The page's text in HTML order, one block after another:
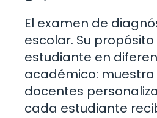
El examen de
escolar. Su
estudiante en
académico: muestra
docentes
cada estudiante